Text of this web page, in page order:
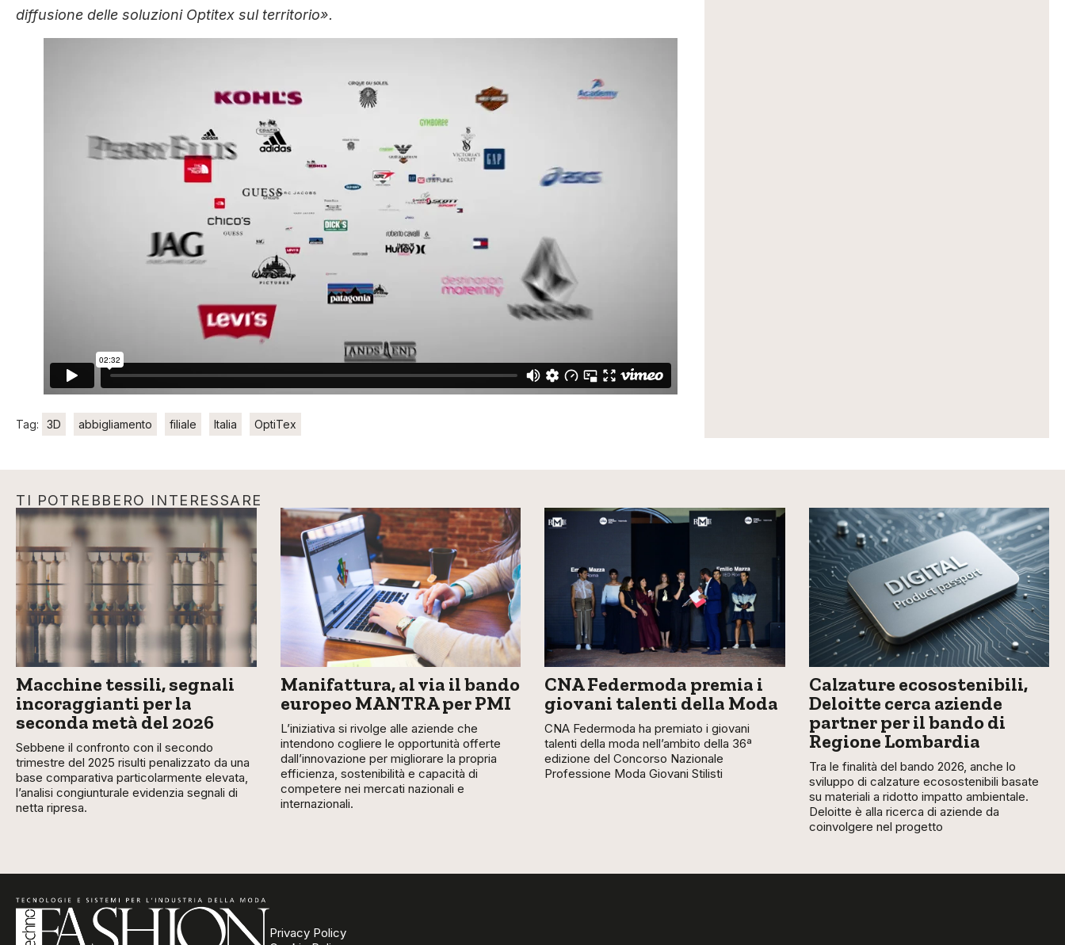
diffusione delle soluzioni Optitex sul territorio».
Tag: 3D abbigliamento filiale Italia OptiTex
TI POTREBBERO INTERESSARE
Macchine tessili, segnali
incoraggianti per la
seconda metà del 2026
Sebbene il confronto con il secondo
trimestre del 2025 risulti penalizzato da una
base comparativa particolarmente elevata,
l’analisi congiunturale evidenzia segnali di
netta ripresa.
Manifattura, al via il bando
europeo MANTRA per PMI
L’iniziativa si rivolge alle aziende che
intendono cogliere le opportunità offerte
dall’innovazione per migliorare la propria
efficienza, sostenibilità e capacità di
competere nei mercati nazionali e
internazionali.
CNA Federmoda premia i
giovani talenti della Moda
CNA Federmoda ha premiato i giovani
talenti della moda nell’ambito della 36ª
edizione del Concorso Nazionale
Professione Moda Giovani Stilisti
Calzature ecosostenibili,
Deloitte cerca aziende
partner per il bando di
Regione Lombardia
Tra le finalità del bando 2026, anche lo
sviluppo di calzature ecosostenibili basate
su materiali a ridotto impatto ambientale.
Deloitte è alla ricerca di aziende da
coinvolgere nel progetto
Privacy Policy